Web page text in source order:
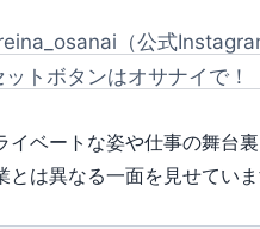
（公式
ットボタンはオサナイで！
イベートな姿や仕事の舞台
は異なる一面を見せていま